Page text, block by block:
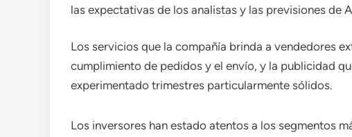
las expectativas de los analistas y las previsiones de
Los servicios que la compañía brinda a vendedores
cumplimiento de pedidos y el envío, y la publicidad
experimentado trimestres particularmente sólidos.
Los inversores han estado atentos a los segmentos